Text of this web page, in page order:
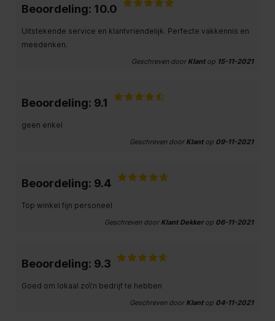
Beoordeling: 10.0
Uitstekende service en klantvriendelijk. Perfecte vakkennis en
meedenken.
Geschreven door Klantop 15-11-2021
Beoordeling: 9.1
geen enkel
Geschreven door Klantop 09-11-2021
Beoordeling: 9.4
Top winkel fijn personeel
Geschreven door Klant Dekkerop 06-11-2021
Beoordeling: 9.3
Goed om lokaal zo\'n bedrijf te hebben
Geschreven door Klantop 04-11-2021